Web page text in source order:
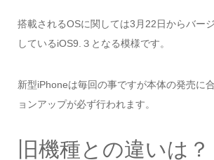
搭載されるOSに関しては3月22日からバー
しているiOS9.３となる模様です。
新型iPhoneは毎回の事ですが本体の発売に
ョンアップが必ず行われます。
旧機種との違いは？